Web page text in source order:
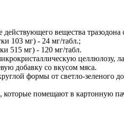
вещества тразодона
103 мг) - 24 мг/табл.;
515 мг) - 120 мг/табл.
целлюлозу,
добавку со вкусом мяса.
формы от светло-зеленого
помещают в картонную